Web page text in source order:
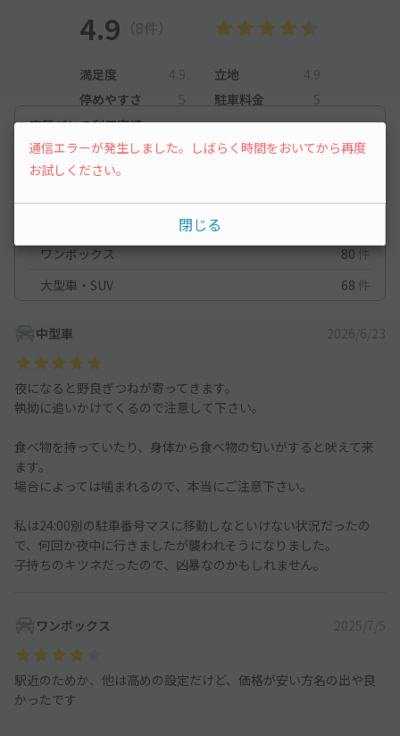
4.9 （8件）
満足度 4.9 立地
4.9
停めやすさ
5 駐車料金
5
車種ごとの利用実績
軽自動車
213件
ワンボックス
80 件
大型車・SUV
68 件
中型車 2026/6/23
夜になると野良ぎつねが寄ってきます。
執拗に追いかけてくるので注意して下さい。
食べ物を持っていたり、身体から食べ物の匂いがすると吠えて来
ます。
場合によっては噛まれるので、本当にご注意下さい。
私は24:00別の駐車番号マスに移動しなといけない状況だったの
で、何回か夜中に行きましたが襲われそうになりました。
子持ちのキツネだったので、凶暴なのかもしれません。
ワンボックス 2025/7/5
駅近のためか、他は高めの設定だけど、価格が安い方名の出や良
かったです
通信エラーが発生しました。しばらく時間をおいてから再度
お試しください。
閉じる